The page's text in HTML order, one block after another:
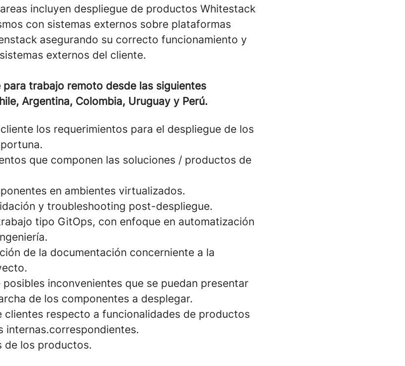
incluyen despliegue de productos Whitestack
con sistemas externos sobre plataformas
asegurando su correcto funcionamiento y
externos del cliente.
trabajo remoto desde las siguientes
Argentina, Colombia, Uruguay y Perú.
los requerimientos para el despliegue de los
que componen las soluciones / productos de
en ambientes virtualizados.
y troubleshooting post-despliegue.
tipo GitOps, con enfoque en automatización
de la documentación concerniente a la
inconvenientes que se puedan presentar
de los componentes a desplegar.
clientes respecto a funcionalidades de productos
internas.correspondientes.
de los productos.